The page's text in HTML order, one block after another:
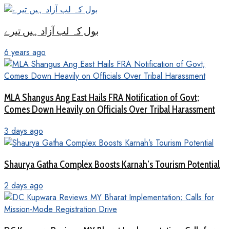
بول کہ لب آزاد ہیں تیرے
6 years ago
MLA Shangus Ang East Hails FRA Notification of Govt;
Comes Down Heavily on Officials Over Tribal Harassment
3 days ago
Shaurya Gatha Complex Boosts Karnah’s Tourism Potential
2 days ago